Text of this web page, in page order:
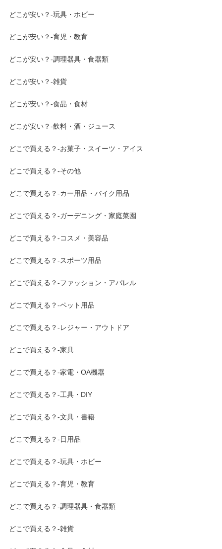
どこが安い？-玩具・ホビー
どこが安い？-育児・教育
どこが安い？-調理器具・食器類
どこが安い？-雑貨
どこが安い？-食品・食材
どこが安い？-飲料・酒・ジュース
どこで買える？-お菓子・スイーツ・アイス
どこで買える？-その他
どこで買える？-カー用品・バイク用品
どこで買える？-ガーデニング・家庭菜園
どこで買える？-コスメ・美容品
どこで買える？-スポーツ用品
どこで買える？-ファッション・アパレル
どこで買える？-ペット用品
どこで買える？-レジャー・アウトドア
どこで買える？-家具
どこで買える？-家電・OA機器
どこで買える？-工具・DIY
どこで買える？-文具・書籍
どこで買える？-日用品
どこで買える？-玩具・ホビー
どこで買える？-育児・教育
どこで買える？-調理器具・食器類
どこで買える？-雑貨